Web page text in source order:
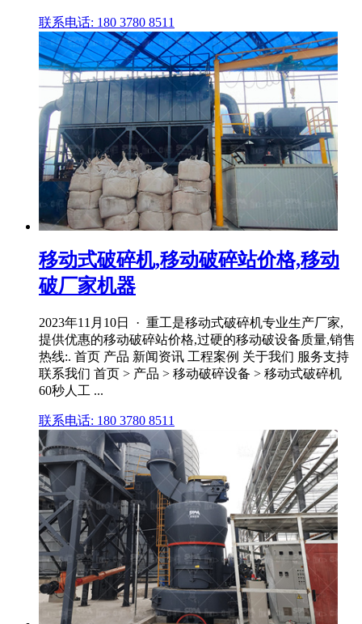
联系电话: 180 3780 8511
移动式破碎机,移动破碎站价格,移动
破厂家机器
2023年11月10日 · 重工是移动式破碎机专业生产厂家,
提供优惠的移动破碎站价格,过硬的移动破设备质量,销售
热线:. 首页 产品 新闻资讯 工程案例 关于我们 服务支持
联系我们 首页 > 产品 > 移动破碎设备 > 移动式破碎机
60秒人工 ...
联系电话: 180 3780 8511